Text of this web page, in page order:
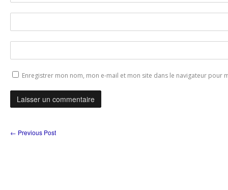
Enregistrer mon nom, mon e-mail et mon site dans le navigateur pour
← Previous Post